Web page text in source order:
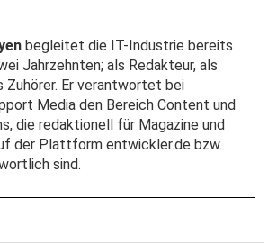
begleitet die IT-Industrie bereits
Jahrzehnten; als Redakteur, als
Zuhörer. Er verantwortet bei
Media den Bereich Content und
die redaktionell für Magazine und
der Plattform entwickler.de bzw.
sind.